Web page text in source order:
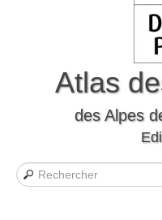
Atlas
des Alpes
Le département à travers
Les mutations
Les formes d’habitat
Evocations et perceptions
Définition des unités
Carte interactive des unités